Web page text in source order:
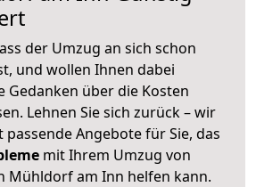
der Umzug an sich schon
und wollen Ihnen dabei
Gedanken über die Kosten
Lehnen Sie sich zurück – wir
Angebote für Sie, das
mit Ihrem Umzug von
Mühldorf am Inn helfen kann.